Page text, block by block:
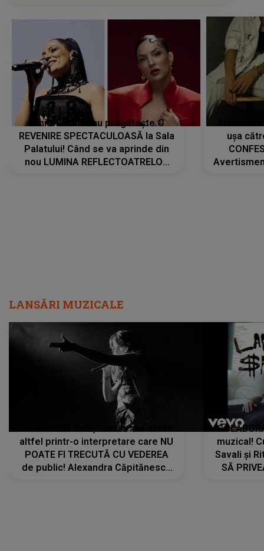
Tania Turtureanu pregătește O
REVENIRE SPECTACULOASĂ la Sala
Palatului! Când se va aprinde din
nou LUMINA REFLECTOATRELOR
ușa
LANSĂRI MUZICALE
De această dată, "Dilaila" se simte
altfel printr-o interpretare care NU
POATE FI TRECUTĂ CU VEDEREA
de public! Alexandra Căpitănescu
muzical!
Savali și
SĂ